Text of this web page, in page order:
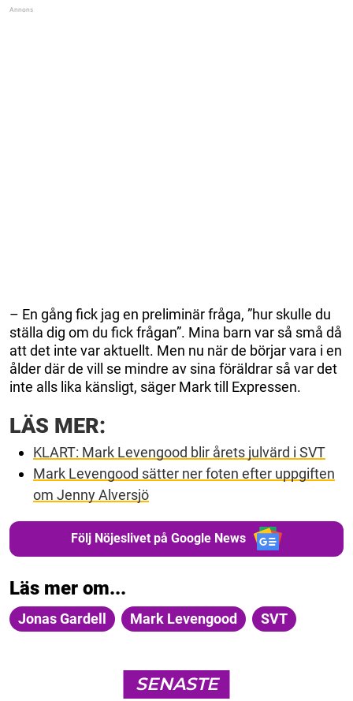
– En gång fick jag en preliminär fråga, ”hur skulle du
ställa dig om du fick frågan”. Mina barn var så små då
att det inte var aktuellt. Men nu när de börjar vara i en
ålder där de vill se mindre av sina föräldrar så var det
inte alls lika känsligt, säger Mark till Expressen.
LÄS MER:
KLART: Mark Levengood blir årets julvärd i SVT
Mark Levengood sätter ner foten efter uppgiften
om Jenny Alversjö
Följ Nöjeslivet på Google News
Läs mer om...
Jonas Gardell Mark Levengood SVT
SENASTE